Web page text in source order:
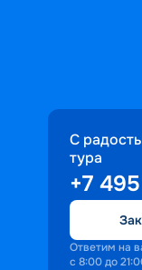
С
тура
+7
Ответим на
с 8:00 до